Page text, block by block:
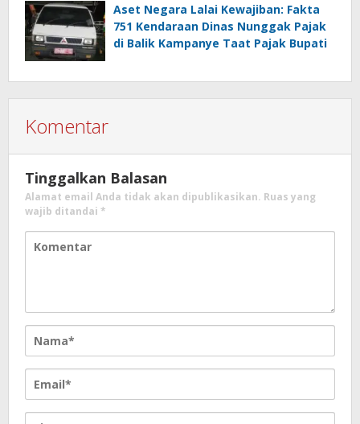
Aset Negara Lalai Kewajiban: Fakta
751 Kendaraan Dinas Nunggak Pajak
di Balik Kampanye Taat Pajak Bupati
Komentar
Tinggalkan Balasan
Alamat email Anda tidak akan dipublikasikan. Ruas yang
wajib ditandai *